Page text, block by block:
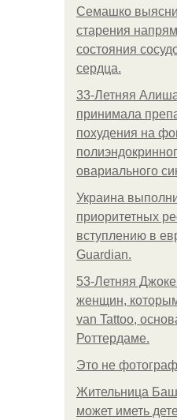
Семашко
старения
состояния
сердца.
33-Летняя
принимала
похудения на
овариального
Украина
приоритетных
вступлению в
Guardian.
53-Летняя
женщин,
van Tattoo,
Роттердаме.
Это не
Жительница
может иметь